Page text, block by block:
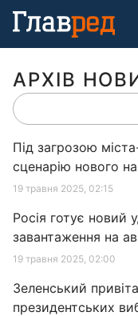
АРХІВ
Під загрозою
сценарію нового
19 травня 2025, 02:15
Росія готує новий
завантаження на
19 травня 2025, 02:00
Зеленський
президентських